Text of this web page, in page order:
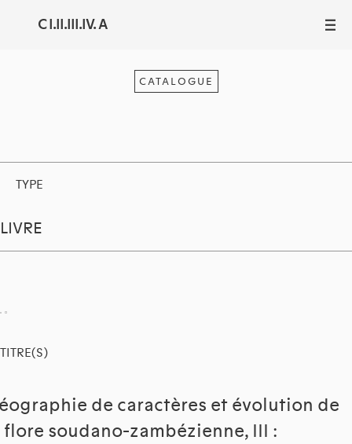
C I.II.III.IV. A III
CATALOGUE
TYPE
LIVRE
TITRE(S)
de caractères et évolution de
flore soudano-zambézienne, III :